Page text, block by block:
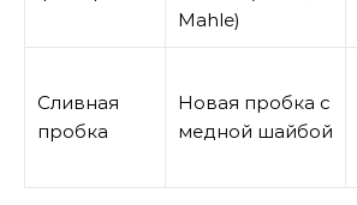
Mahle)
Сливная
пробка
Новая пробка с
медной шайбой